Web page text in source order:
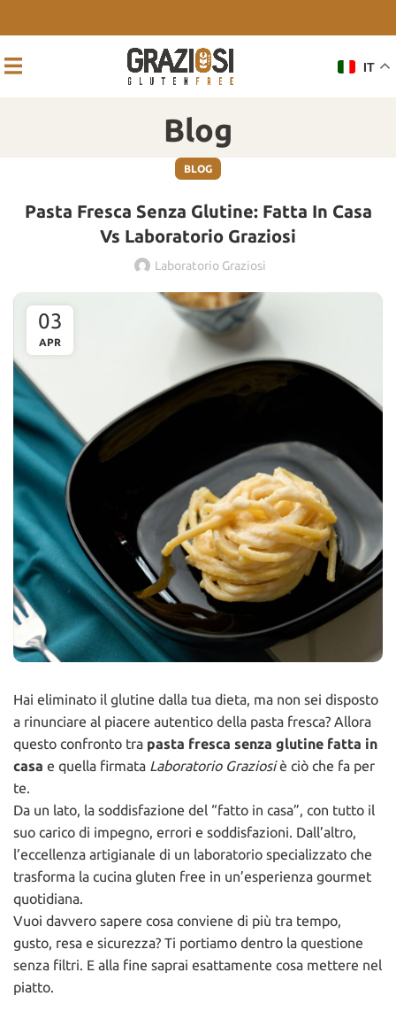
IT
Blog
BLOG
Pasta Fresca Senza Glutine: Fatta In Casa
Vs Laboratorio Graziosi
Laboratorio Graziosi
03
APR
Hai eliminato il glutine dalla tua dieta, ma non sei disposto
a rinunciare al piacere autentico della pasta fresca? Allora
questo confronto tra pasta fresca senza glutine fatta in
casa e quella firmata Laboratorio Graziosiè ciò che fa per
te.
Da un lato, la soddisfazione del “fatto in casa”, con tutto il
suo carico di impegno, errori e soddisfazioni. Dall’altro,
l’eccellenza artigianale di un laboratorio specializzato che
trasforma la cucina gluten free in un’esperienza gourmet
quotidiana.
Vuoi davvero sapere cosa conviene di più tra tempo,
gusto, resa e sicurezza? Ti portiamo dentro la questione
senza filtri. E alla fine saprai esattamente cosa mettere nel
piatto.